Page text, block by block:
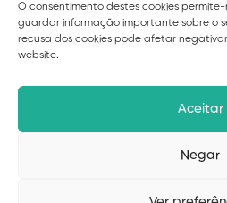
O consentimento destes cookies permite-
guardar informação importante sobre o
recusa dos cookies pode afetar
website.
Aceitar
Negar
Curso
Blog
Políticas de privacidade